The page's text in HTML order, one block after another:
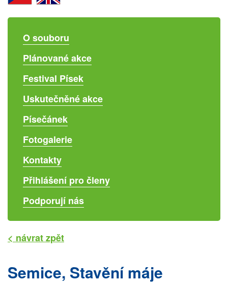
O souboru
Plánované akce
Festival Písek
Uskutečněné akce
Písečánek
Fotogalerie
Kontakty
Přihlášení pro členy
Podporují nás
< návrat zpět
Semice, Stavění máje